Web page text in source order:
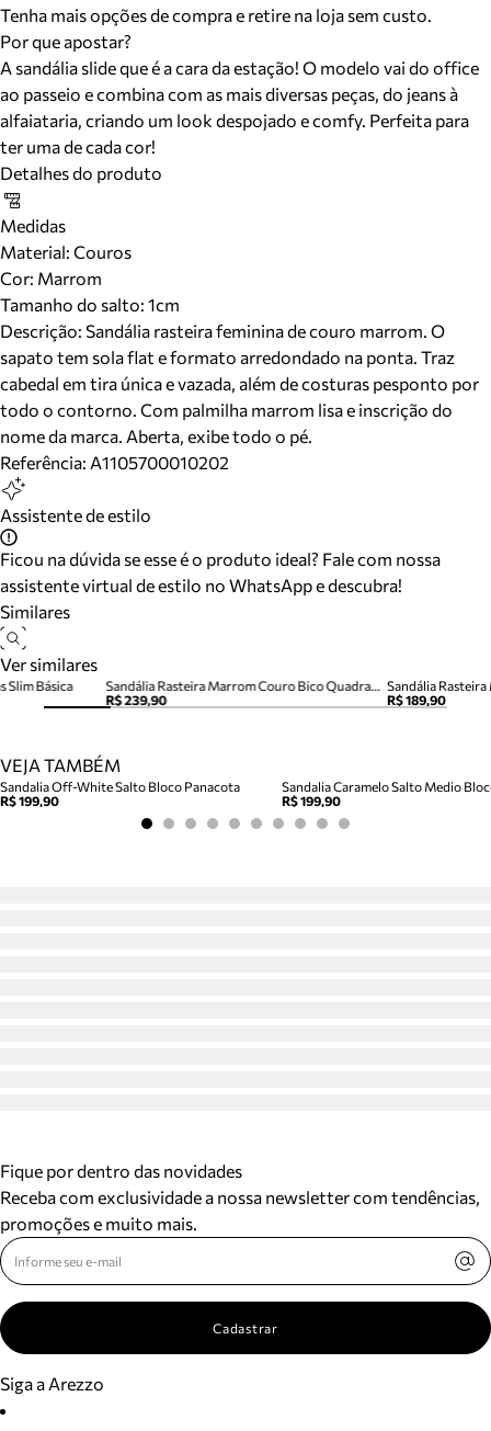
Tenha mais opções de compra e retire na loja sem custo.
Por que apostar?
A sandália slide que é a cara da estação! O modelo vai do office
ao passeio e combina com as mais diversas peças, do jeans à
alfaiataria, criando um look despojado e comfy. Perfeita para
ter uma de cada cor!
Detalhes do produto
Medidas
Material: Couros
Cor: Marrom
Tamanho do salto: 1cm
Descrição: Sandália rasteira feminina de couro marrom. O
sapato tem sola flat e formato arredondado na ponta. Traz
cabedal em tira única e vazada, além de costuras pesponto por
todo o contorno. Com palmilha marrom lisa e inscrição do
nome da marca. Aberta, exibe todo o pé.
Referência: A1105700010202
Assistente de estilo
Ficou na dúvida se esse é o produto ideal? Fale com nossa
assistente virtual de estilo no WhatsApp e descubra!
Similares
Ver similares
Sandália Rasteira Marrom Couro Bico Quadrado Tiras
R$ 239,90
Sandália
R$ 189,90
Slim Básica
VEJA TAMBÉM
Sandalia Off-White Salto Bloco Panacota
R$ 199,90
R$ 199,90
Fique por dentro das novidades
Receba com exclusividade a nossa newsletter com tendências,
promoções e muito mais.
Cadastrar
Siga a Arezzo